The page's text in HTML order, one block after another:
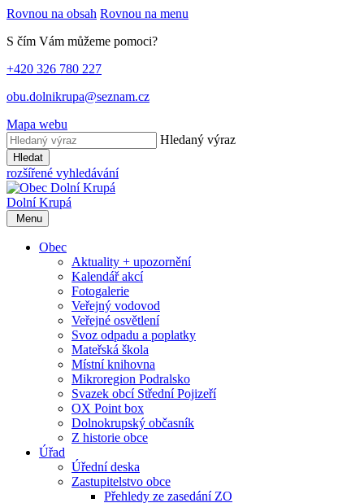
Rovnou na obsah Rovnou na menu
S čím Vám můžeme pomoci?
+420 326 780 227
obu.dolnikrupa@seznam.cz
Mapa webu
Hledaný výraz
Hledat
rozšířené vyhledávání
Dolní Krupá
Menu
Obec
Aktuality + upozornění
Kalendář akcí
Fotogalerie
Veřejný vodovod
Veřejné osvětlení
Svoz odpadu a poplatky
Mateřská škola
Místní knihovna
Mikroregion Podralsko
Svazek obcí Střední Pojizeří
OX Point box
Dolnokrupský občasník
Z historie obce
Úřad
Úřední deska
Zastupitelstvo obce
Přehledy ze zasedání ZO